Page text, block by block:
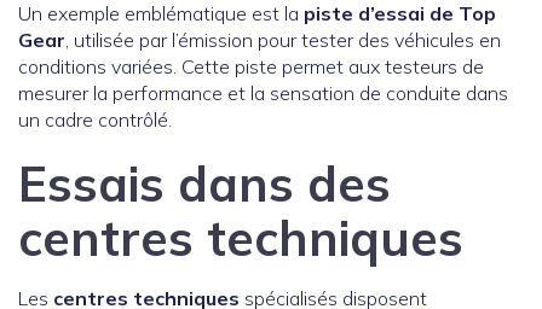
Un exemple emblématique est la piste d’essai de Top
Gear, utilisée par l’émission pour tester des véhicules en
conditions variées. Cette piste permet aux testeurs de
mesurer la performance et la sensation de conduite dans
un cadre contrôlé.
Essais dans des
centres techniques
Les centres techniques spécialisés disposent